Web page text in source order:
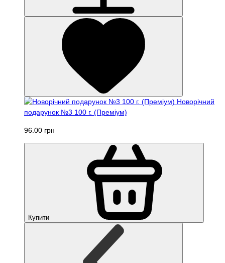
Новорічний
подарунок №3 100 г. (Преміум)
96.00 грн
Купити